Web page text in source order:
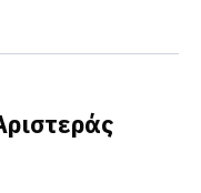
LinkedIn